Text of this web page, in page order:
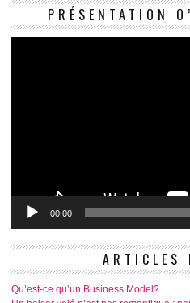
PRÉSENTATION
00:00
ARTICLES
Qu’est-ce qu’un Business Model?